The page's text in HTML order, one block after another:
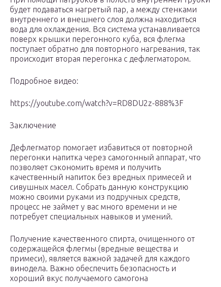
будет подаваться нагретый пар, а между стенками
внутреннего и внешнего слоя должна находиться
вода для охлаждения. Вся система устанавливается
поверх крышки перегонного куба, вся флегма
поступает обратно для повторного нагревания, так
происходит вторая перегонка с дефлегматором.
Подробное видео:
https://youtube.com/watch?v=RD8DU2z-888%3F
Заключение
Дефлегматор помогает избавиться от повторной
перегонки напитка через самогонный аппарат, что
позволяет сэкономить время и получить
качественный напиток без вредных примесей и
сивушных масел. Собрать данную конструкцию
можно своими руками из подручных средств,
процесс не займет у вас много времени и не
потребует специальных навыков и умений.
Получение качественного спирта, очищенного от
содержащейся флегмы (вредные вещества и
примеси), является важной задачей для каждого
винодела. Важно обеспечить безопасность и
хороший вкус получаемого самогона